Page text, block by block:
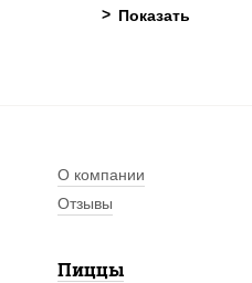
О компании
Отзывы
Пиццы